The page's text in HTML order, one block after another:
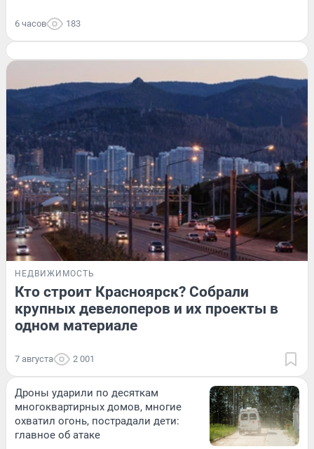
6 часов 183
НЕДВИЖИМОСТЬ
Кто строит Красноярск? Собрали
крупных девелоперов и их проекты в
одном материале
7 августа 2 001
Дроны ударили по десяткам
многоквартирных домов, многие
охватил огонь, пострадали дети:
главное об атаке